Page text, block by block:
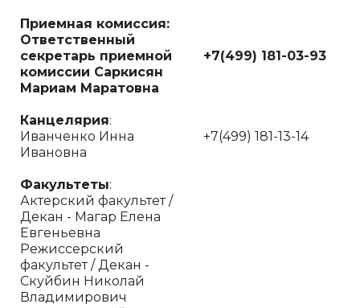
Приемная комиссия:
Ответственный
секретарь приемной
комиссии Саркисян
Мариам Маратовна
+7(499) 181-03-93
Канцелярия:
Иванченко Инна
Ивановна
+7(499) 181-13-14
Факультеты:
Актерский факультет /
Декан - Магар Елена
Евгеньевна
Режиссерский
факультет / Декан -
Скуйбин Николай
Владимирович